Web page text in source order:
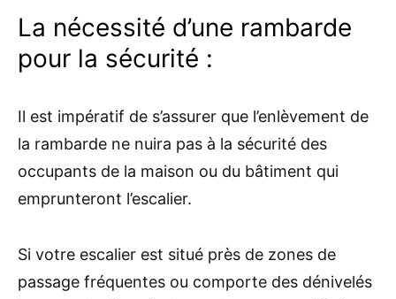
La nécessité d’une rambarde
pour la sécurité :
Il est impératif de s’assurer que l’enlèvement de
la rambarde ne nuira pas à la sécurité des
occupants de la maison ou du bâtiment qui
emprunteront l’escalier.
Si votre escalier est situé près de zones de
passage fréquentes ou comporte des dénivelés